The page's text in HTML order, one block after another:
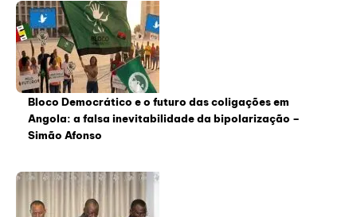
Bloco Democrático e o futuro das coligações em
Angola: a falsa inevitabilidade da bipolarização –
Simão Afonso